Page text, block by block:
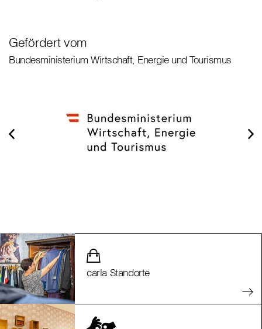
Gefördert vom
Bundesministerium Wirtschaft, Energie und Tourismus
carla Standorte